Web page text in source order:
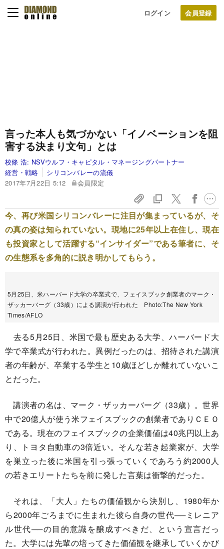
ログイン
言った本人も気づかない「イノベーションを阻
害する決まり文句」とは
校條 浩: NSVウルフ・キャピタル・マネージングパートナー
経営・戦略
シリコンバレーの流儀
2017年7月22日 5:12
会員限定
今、再び米国シリコンバレーに注目が集まっているが、そ
の真の姿は知られていない。現地に25年以上在住し、現在
も投資家として活躍する“インサイダー”である筆者に、そ
の生態系を多角的に説き明かしてもらう。
5月25日、米ハーバード大学の卒業式で、フェイスブック創業者のマーク・
ザッカーバーグ（33歳）による講演が行われた Photo:The New York
Times/AFLO
去る5月25日、米国で最も歴史ある大学、ハーバード大
学で卒業式が行われた。異例だったのは、招待された講演
者の年齢が、卒業する学生と10歳ほどしか離れていないこ
とだった。
講演者の名は、マーク・ザッカーバーグ（33歳）。世界
中で20億人が使う米フェイスブックの創業者でありＣＥＯ
である。現在のフェイスブックの企業価値は40兆円以上あ
り、トヨタ自動車の3倍近い。そんな若き起業家が、大学
を巣立った後に米国を引っ張っていくであろう約2000人
の若きエリートたちを前に発した言葉は衝撃的だった。
それは、「大人」たちの価値観から決別し、1980年か
ら2000年ごろまでに生まれた彼ら自身の世代──ミレニア
ル世代──の目的意識を醸成すべきだ、という宣言だっ
た。大学には先輩の培ってきた価値観を継承していくかび